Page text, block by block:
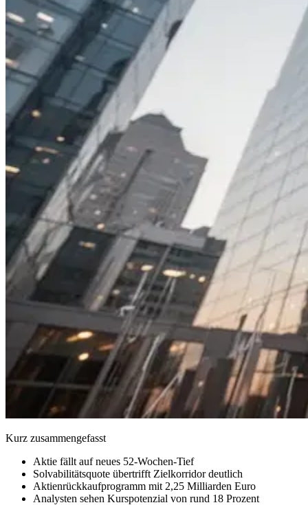
Kurz zusammengefasst
Aktie fällt auf neues 52-Wochen-Tief
Solvabilitätsquote übertrifft Zielkorridor deutlich
Aktienrückkaufprogramm mit 2,25 Milliarden Euro
Analysten sehen Kurspotenzial von rund 18 Prozent